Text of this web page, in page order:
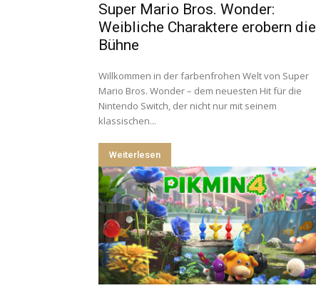
Super Mario Bros. Wonder:
Weibliche Charaktere erobern die
Bühne
Willkommen in der farbenfrohen Welt von Super
Mario Bros. Wonder – dem neuesten Hit für die
Nintendo Switch, der nicht nur mit seinem
klassischen...
Weiterlesen